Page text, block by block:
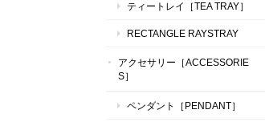
ティートレイ［TEA TRAY］
RECTANGLE RAYSTRAY
アクセサリー［ACCESSORIE
S］
ペンダント［PENDANT］